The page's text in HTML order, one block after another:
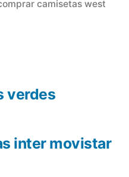
camisetas west
inter movistar
verdes